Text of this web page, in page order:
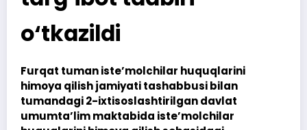
o‘tkazildi
Furqat tuman iste’molchilar huquqlarini
himoya qilish jamiyati tashabbusi bilan
tumandagi 2-ixtisoslashtirilgan davlat
umumta’lim maktabida iste’molchilar